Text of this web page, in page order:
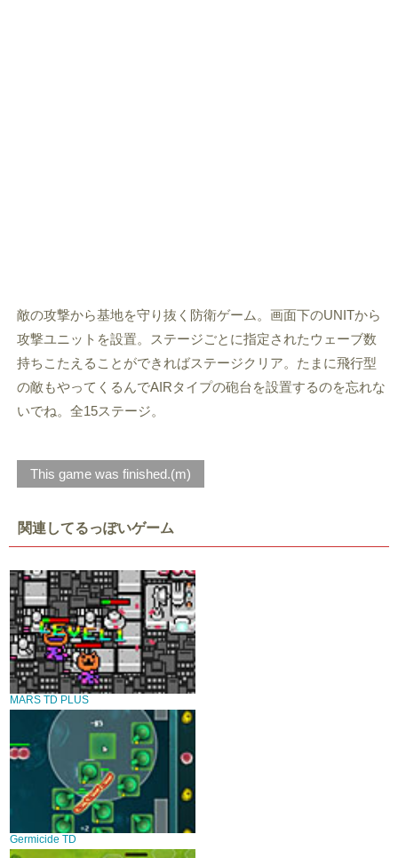
敵の攻撃から基地を守り抜く防衛ゲーム。画面下のUNITから
攻撃ユニットを設置。ステージごとに指定されたウェーブ数
持ちこたえることができればステージクリア。たまに飛行型
の敵もやってくるんでAIRタイプの砲台を設置するのを忘れな
いでね。全15ステージ。
This game was finished.(m)
関連してるっぽいゲーム
MARS TD PLUS
Germicide TD